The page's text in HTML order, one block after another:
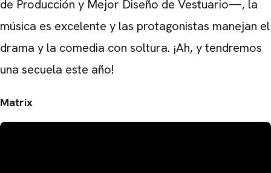
de Producción y Mejor Diseño de Vestuario—, la
música es excelente y las protagonistas manejan el
drama y la comedia con soltura. ¡Ah, y tendremos
una secuela este año!
Matrix